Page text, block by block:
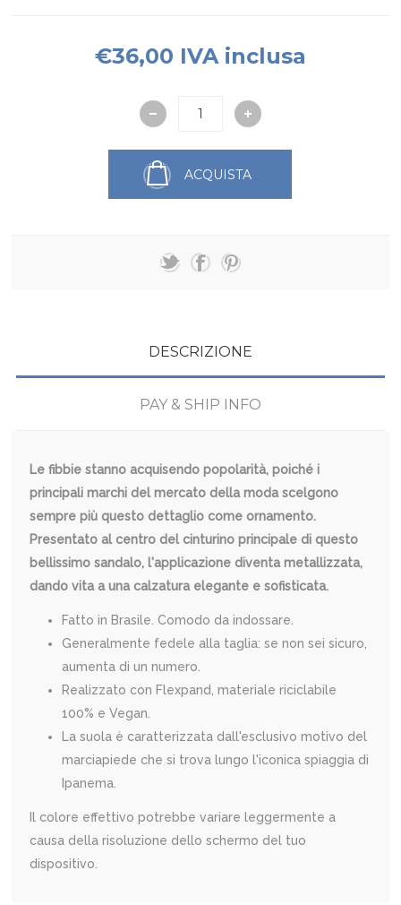
€36,00 IVA inclusa
ACQUISTA
DESCRIZIONE
PAY & SHIP INFO
Le fibbie stanno acquisendo popolarità, poiché i
principali marchi del mercato della moda scelgono
sempre più questo dettaglio come ornamento.
Presentato al centro del cinturino principale di questo
bellissimo sandalo, l'applicazione diventa metallizzata,
dando vita a una calzatura elegante e sofisticata.
Fatto in Brasile. Comodo da indossare.
Generalmente fedele alla taglia: se non sei sicuro,
aumenta di un numero.
Realizzato con Flexpand, materiale riciclabile
100% e Vegan.
La suola è caratterizzata dall'esclusivo motivo del
marciapiede che si trova lungo l'iconica spiaggia di
Ipanema.
Il colore effettivo potrebbe variare leggermente a
causa della risoluzione dello schermo del tuo
dispositivo.